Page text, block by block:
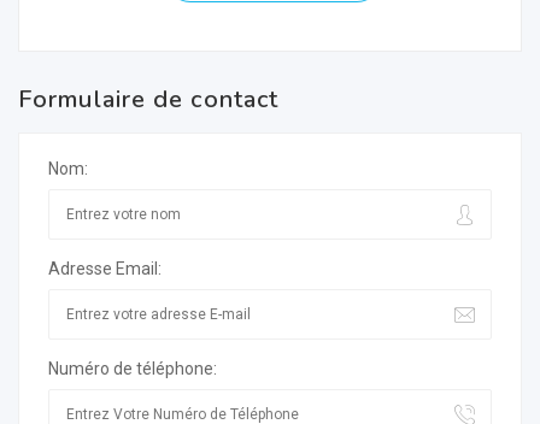
Formulaire de contact
Nom:
Adresse Email:
Numéro de téléphone: